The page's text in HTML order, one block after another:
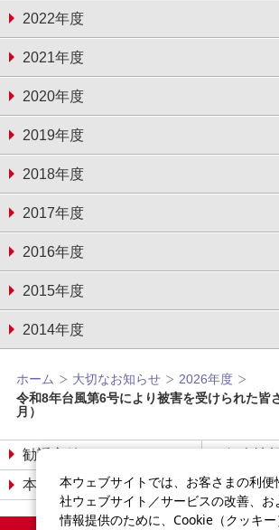
2022年度
2021年度
2020年度
2019年度
2018年度
2017年度
2016年度
2015年度
2014年度
ホーム 大切なお知らせ
2026年度
令和8年台風第6号により被害を受けられた皆
月）
勧誘方針
本サイトについて
サイト
本ウェブサイトでは、お客さまの利便
社ウェブサイト／サービスの改善、お
情報提供のために、Cookie（クッキ